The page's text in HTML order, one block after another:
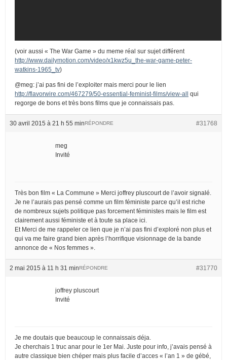
(voir aussi « The War Game » du meme réal sur sujet différent
http://www.dailymotion.com/video/x1kwz5u_the-war-game-peter-
watkins-1965_tv)
@meg: j’ai pas fini de l’exploiter mais merci pour le lien
http://flavorwire.com/467279/50-essential-feminist-films/view-all qui
regorge de bons et très bons films que je connaissais pas.
30 avril 2015 à 21 h 55 min #31768
RÉPONDRE
meg
Invité
Très bon film « La Commune » Merci joffrey pluscourt de l’avoir signalé.
Je ne l’aurais pas pensé comme un film féministe parce qu’il est riche
de nombreux sujets politique pas forcement féministes mais le film est
clairement aussi féministe et à toute sa place ici.
Et Merci de me rappeler ce lien que je n’ai pas fini d’exploré non plus et
qui va me faire grand bien après l’horrifique visionnage de la bande
annonce de « Nos femmes ».
2 mai 2015 à 11 h 31 min #31770
RÉPONDRE
joffrey pluscourt
Invité
Je me doutais que beaucoup le connaissais déja.
Je cherchais 1 truc anar pour le 1er Mai. Juste pour info, j’avais pensé à
autre classique bien chéper mais plus facile d’acces « l’an 1 » de gébé,